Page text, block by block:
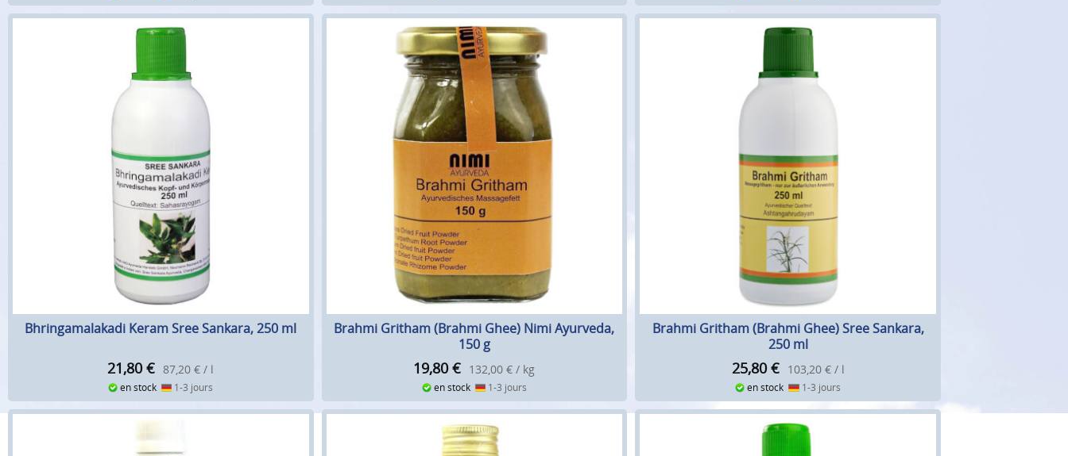
Bhringamalakadi Keram Sree Sankara, 250 ml
21,80 € 87,20 € / l
en stock 1-3 jours
Brahmi Gritham (Brahmi Ghee) Nimi Ayurveda,
150 g
19,80 € 132,00 € / kg
en stock 1-3 jours
Brahmi Gritham (Brahmi Ghee) Sree Sankara,
250 ml
25,80 € 103,20 € / l
en stock 1-3 jours